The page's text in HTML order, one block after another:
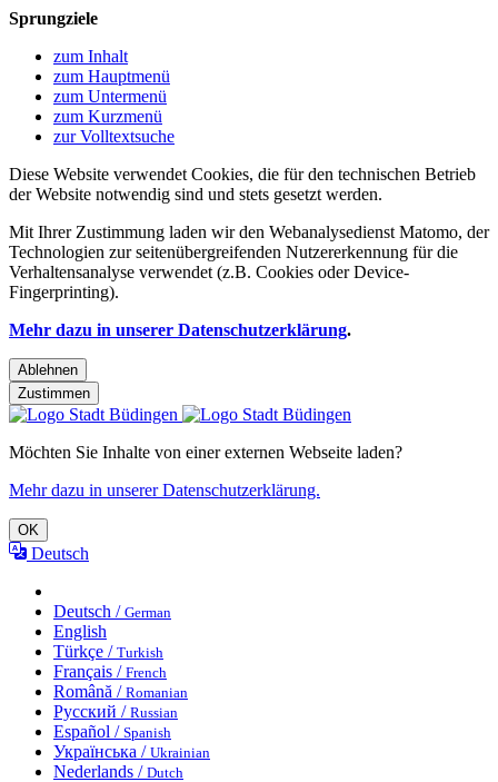
Sprungziele
zum Inhalt
zum Hauptmenü
zum Untermenü
zum Kurzmenü
zur Volltextsuche
Diese Website verwendet Cookies, die für den technischen Betrieb
der Website notwendig sind und stets gesetzt werden.
Mit Ihrer Zustimmung laden wir den Webanalysedienst Matomo, der
Technologien zur seitenübergreifenden Nutzererkennung für die
Verhaltensanalyse verwendet (z.B. Cookies oder Device-
Fingerprinting).
Mehr dazu in unserer Datenschutzerklärung.
Ablehnen
Zustimmen
Möchten Sie Inhalte von einer externen Webseite laden?
Mehr dazu in unserer Datenschutzerklärung.
OK
Deutsch
Deutsch / German
English
Türkçe / Turkish
Français / French
Română / Romanian
Русский / Russian
Español / Spanish
Українська / Ukrainian
Nederlands / Dutch